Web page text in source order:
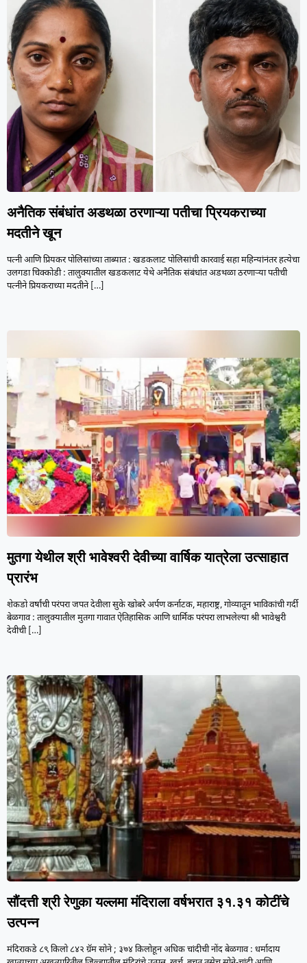
अनैतिक संबंधांत अडथळा ठरणाऱ्या पतीचा प्रियकराच्या
मदतीने खून
पत्नी आणि प्रियकर पोलिसांच्या ताब्यात : खडकलाट पोलिसांची कारवाई सहा महिन्यांनंतर हत्येचा
उलगडा चिक्कोडी : तालुक्यातील खडकलाट येथे अनैतिक संबंधांत अडथळा ठरणाऱ्या पतीची
पत्नीने प्रियकराच्या मदतीने[…]
मुतगा येथील श्री भावेश्वरी देवीच्या वार्षिक यात्रेला उत्साहात
प्रारंभ
शेकडो वर्षांची परंपरा जपत देवीला सुके खोबरे अर्पण कर्नाटक, महाराष्ट्र, गोव्यातून भाविकांची गर्दी
बेळगाव : तालुक्यातील मुतगा गावात ऐतिहासिक आणि धार्मिक परंपरा लाभलेल्या श्री भावेश्वरी
देवीची[…]
सौंदत्ती श्री रेणुका यल्लमा मंदिराला वर्षभरात ३१.३१ कोटींचे
उत्पन्न
मंदिराकडे ८९ किलो ८४२ ग्रॅम सोने ; ३७४ किलोहून अधिक चांदीची नोंद बेळगाव : धर्मादाय